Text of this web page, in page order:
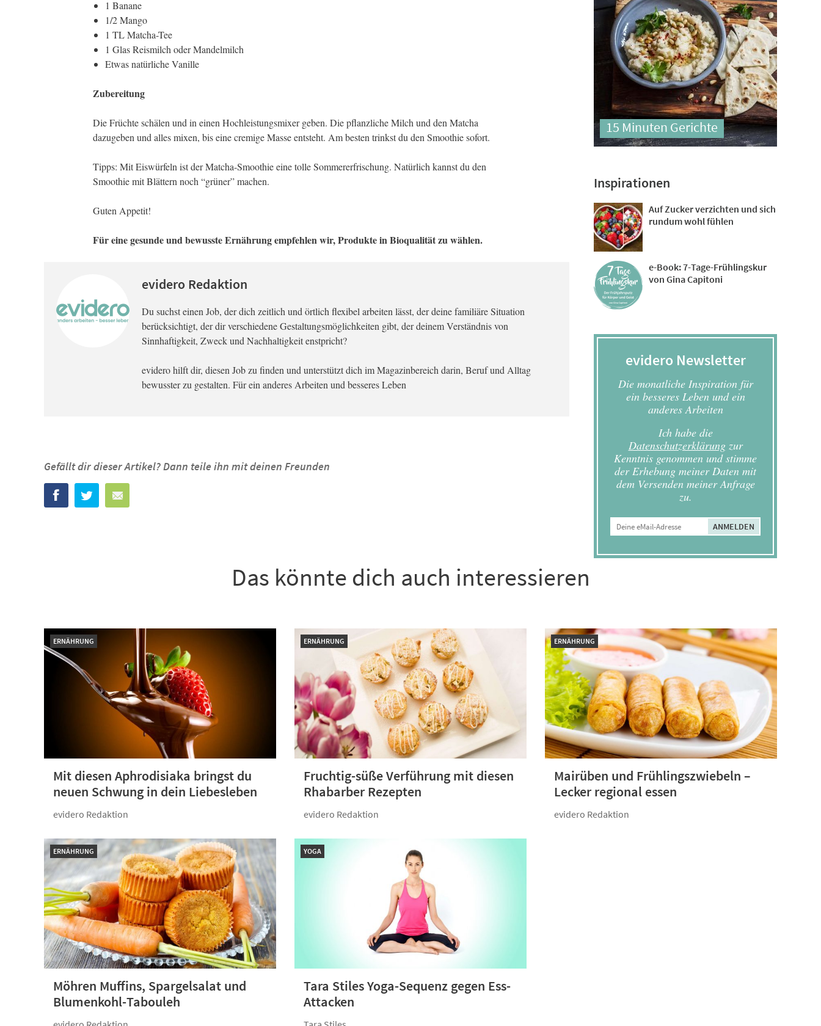
1 Banane
1/2 Mango
1 TL Matcha-Tee
1 Glas Reismilch oder Mandelmilch
Etwas natürliche Vanille
Zubereitung
Die Früchte schälen und in einen Hochleistungsmixer geben. Die pflanzliche Milch und den Matcha
dazugeben und alles mixen, bis eine cremige Masse entsteht. Am besten trinkst du den Smoothie sofort.
Tipps: Mit Eiswürfeln ist der Matcha-Smoothie eine tolle Sommererfrischung. Natürlich kannst du den
Smoothie mit Blättern noch “grüner” machen.
Guten Appetit!
Für eine gesunde und bewusste Ernährung empfehlen wir, Produkte in Bioqualität zu wählen.
evidero Redaktion
Du suchst einen Job, der dich zeitlich und örtlich flexibel arbeiten lässt, der deine familiäre Situation
berücksichtigt, der dir verschiedene Gestaltungsmöglichkeiten gibt, der deinem Verständnis von
Sinnhaftigkeit, Zweck und Nachhaltigkeit enstpricht?
evidero hilft dir, diesen Job zu finden und unterstützt dich im Magazinbereich darin, Beruf und Alltag
bewusster zu gestalten. Für ein anderes Arbeiten und besseres Leben
Gefällt dir dieser Artikel? Dann teile ihn mit deinen Freunden
Das könnte dich auch interessieren
ERNÄHRUNG
Mit diesen Aphrodisiaka bringst du
neuen Schwung in dein Liebesleben
evidero Redaktion
ERNÄHRUNG
Fruchtig-süße Verführung mit diesen
Rhabarber Rezepten
evidero Redaktion
ERNÄHRUNG
Mairüben und Frühlingszwiebeln –
Lecker regional essen
evidero Redaktion
ERNÄHRUNG
Möhren Muffins, Spargelsalat und
Blumenkohl-Tabouleh
YOGA
Tara Stiles Yoga-Sequenz gegen Ess-
Attacken
15 Minuten Gerichte
Inspirationen
Auf Zucker verzichten und sich
rundum wohl fühlen
e-Book: 7-Tage-Frühlingskur
von Gina Capitoni
evidero Newsletter
Die monatliche Inspiration für
ein besseres Leben und ein
anderes Arbeiten
Ich habe die
Datenschutzerklärungzur
Kenntnis genommen und stimme
der Erhebung meiner Daten mit
dem Versenden meiner Anfrage
zu.